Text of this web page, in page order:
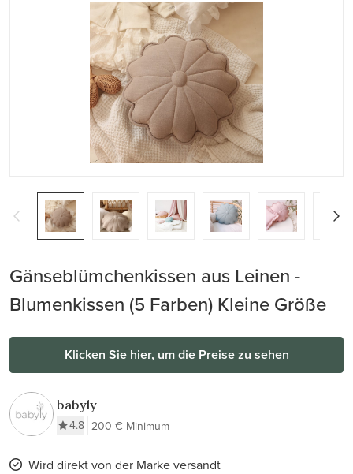
Gänseblümchenkissen aus Leinen -
Blumenkissen (5 Farben) Kleine Größe
Klicken Sie hier, um die Preise zu sehen
babyly
4.8 200 € Minimum
Wird direkt von der Marke versandt